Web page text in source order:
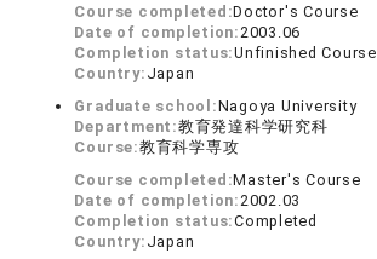
Course completed:Doctor's Course
Date of completion: 2003.06
Completion status:Unfinished Course
Country: Japan
Graduate school:Nagoya University
Department:教育発達科学研究科
Course:教育科学専攻
Course completed:Master's Course
Date of completion: 2002.03
Completion status:Completed
Country: Japan